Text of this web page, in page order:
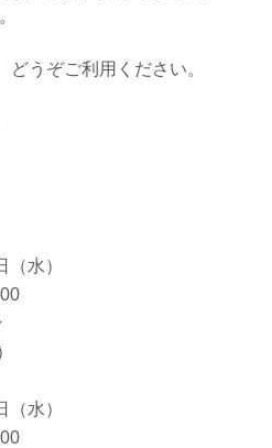
どうぞご利用ください。
水）
水）